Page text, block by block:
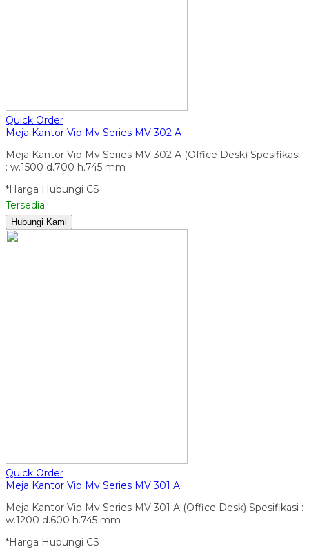
Quick Order
Meja Kantor Vip Mv Series MV 302 A
Meja Kantor Vip Mv Series MV 302 A (Office Desk) Spesifikasi
: w.1500 d.700 h.745 mm
*Harga Hubungi CS
Tersedia
Hubungi Kami
Quick Order
Meja Kantor Vip Mv Series MV 301 A
Meja Kantor Vip Mv Series MV 301 A (Office Desk) Spesifikasi :
w.1200 d.600 h.745 mm
*Harga Hubungi CS